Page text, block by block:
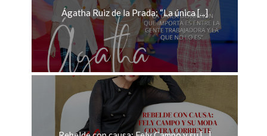
Ágatha Ruiz de la Prada: “La única [...]